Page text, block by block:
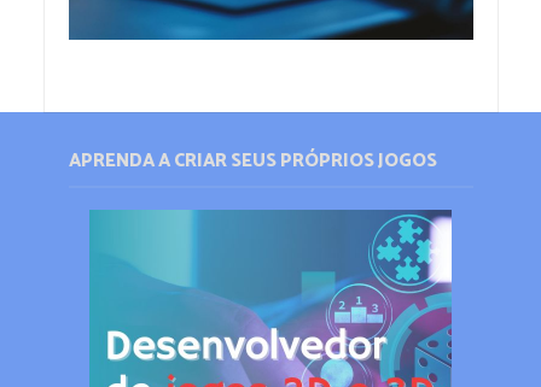
APRENDA A CRIAR SEUS PRÓPRIOS JOGOS